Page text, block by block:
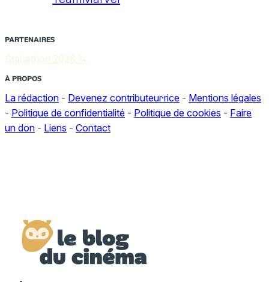
PARTENAIRES
Stabathon 2026 🔪
À PROPOS
La rédaction - Devenez contributeur·rice - Mentions légales
- Politique de confidentialité - Politique de cookies - Faire
un don - Liens - Contact